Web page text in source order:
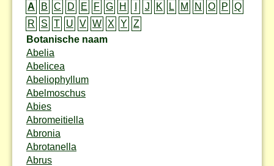
A
B C D E F G H J K L M N O P
Q
R
S T U V W X Y
Z
Botanische naam
Abelia
Abelicea
Abeliophyllum
Abelmoschus
Abies
Abromeitiella
Abronia
Abrotanella
Abrus